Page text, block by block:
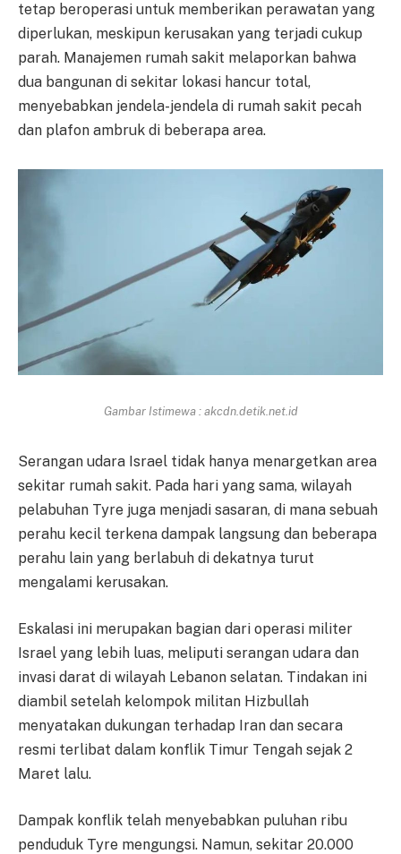
tetap beroperasi untuk memberikan perawatan yang
diperlukan, meskipun kerusakan yang terjadi cukup
parah. Manajemen rumah sakit melaporkan bahwa
dua bangunan di sekitar lokasi hancur total,
menyebabkan jendela-jendela di rumah sakit pecah
dan plafon ambruk di beberapa area.
Gambar Istimewa : akcdn.detik.net.id
Serangan udara Israel tidak hanya menargetkan area
sekitar rumah sakit. Pada hari yang sama, wilayah
pelabuhan Tyre juga menjadi sasaran, di mana sebuah
perahu kecil terkena dampak langsung dan beberapa
perahu lain yang berlabuh di dekatnya turut
mengalami kerusakan.
Eskalasi ini merupakan bagian dari operasi militer
Israel yang lebih luas, meliputi serangan udara dan
invasi darat di wilayah Lebanon selatan. Tindakan ini
diambil setelah kelompok militan Hizbullah
menyatakan dukungan terhadap Iran dan secara
resmi terlibat dalam konflik Timur Tengah sejak 2
Maret lalu.
Dampak konflik telah menyebabkan puluhan ribu
penduduk Tyre mengungsi. Namun, sekitar 20.000